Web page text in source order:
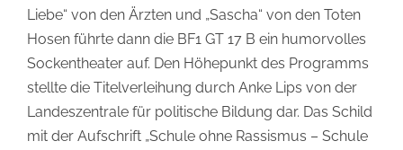
Liebe“ von den Ärzten und „Sascha“ von den Toten
Hosen führte dann die BF1 GT 17 B ein humorvolles
Sockentheater auf. Den Höhepunkt des Programms
stellte die Titelverleihung durch Anke Lips von der
Landeszentrale für politische Bildung dar. Das Schild
mit der Aufschrift „Schule ohne Rassismus – Schule